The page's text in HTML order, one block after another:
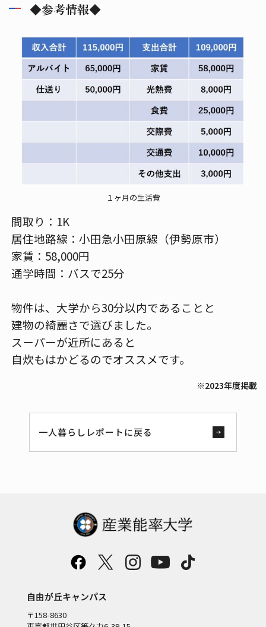
◆参考情報◆
１ヶ月の生活費
間取り：1K
居住地路線：小田急小田原線（伊勢原市）
家賃：58,000円
通学時間：バスで25分
物件は、大学から30分以内であることと
建物の綺麗さで選びました。
スーパーが近所にあると
自炊もはかどるのでオススメです。
※2023年度掲載
一人暮らしレポートに戻る
自由が丘キャンパス
〒158-8630